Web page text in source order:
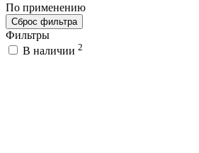
По применению
Сброс фильтра
Фильтры
В наличии 2